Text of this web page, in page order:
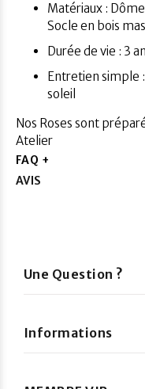
Matériaux :
Socle en bois
Durée de vie : 3
Entretien simple
soleil
Nos Roses sont
Atelier
FAQ +
AVIS
Une Question ?
Informations